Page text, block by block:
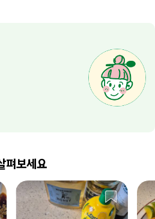
펴보세요